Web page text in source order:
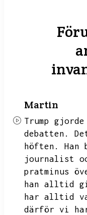
Martin
Trump
debatten.
höften.
Han
journalist
pratminus
han alltid
har alltid
därför vi har